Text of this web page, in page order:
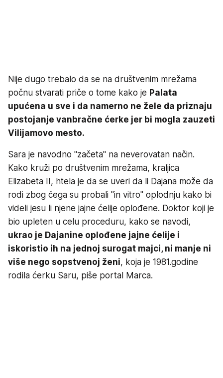
Nije dugo trebalo da se na društvenim mrežama
počnu stvarati priče o tome kako je Palata
upućena u sve i da namerno ne žele da priznaju
postojanje vanbračne ćerke jer bi mogla zauzeti
Vilijamovo mesto.
Sara je navodno "začeta" na neverovatan način.
Kako kruži po društvenim mrežama, kraljica
Elizabeta II, htela je da se uveri da li Dajana može da
rodi zbog čega su probali "in vitro" oplodnju kako bi
videli jesu li njene jajne ćelije oplođene. Doktor koji je
bio upleten u celu proceduru, kako se navodi,
ukrao je Dajanine oplođene jajne ćelije i
iskoristio ih na jednoj surogat majci, ni manje ni
više nego sopstvenoj ženi, koja je 1981.godine
rodila ćerku Saru, piše portal Marca.